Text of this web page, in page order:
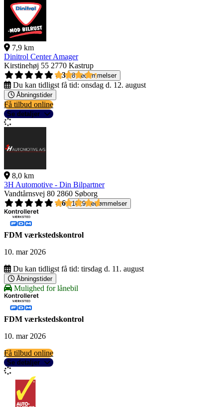
7,9 km
Dinitrol Center Amager
Kirstinehøj 55 2770 Kastrup
4,3
8 bedømmelser
Du kan tidligst få tid: onsdag d. 12. august
Åbningstider
Få tilbud online
Se detaljer
8,0 km
3H Automotive - Din Bilpartner
Vandtårnsvej 80 2860 Søborg
4,6
1619 bedømmelser
FDM værkstedskontrol
10. mar 2026
Du kan tidligst få tid: tirsdag d. 11. august
Åbningstider
Mulighed for lånebil
FDM værkstedskontrol
10. mar 2026
Få tilbud online
Se detaljer